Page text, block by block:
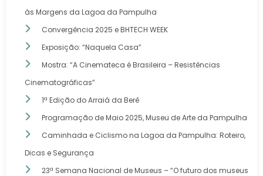
às Margens da Lagoa da Pampulha
Convergência 2025 e BHTECH WEEK
Exposição: “Naquela Casa”
Mostra: “A Cinemateca é Brasileira – Resistências
Cinematográficas”
1ª Edição do Arraiá da Berê
Programação de Maio 2025, Museu de Arte da Pampulha
Caminhada e Ciclismo na Lagoa da Pampulha: Roteiro,
Dicas e Segurança
23ª Semana Nacional de Museus – “O futuro dos museus